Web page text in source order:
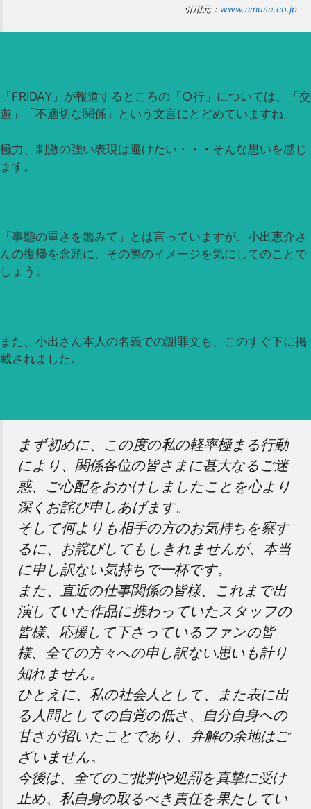
引用元： www.amuse.co.jp
「FRIDAY」が報道するところの「○行」については、「交
遊」「不適切な関係」という文言にとどめていますね。
極力、刺激の強い表現は避けたい・・・そんな思いを感じ
ます。
「事態の重さを鑑みて」とは言っていますが、小出恵介さ
んの復帰を念頭に、その際のイメージを気にしてのことで
しょう。
また、小出さん本人の名義での謝罪文も、このすぐ下に掲
載されました。
まず初めに、この度の私の軽率極まる行動
により、関係各位の皆さまに甚大なるご迷
惑、ご心配をおかけしましたことを心より
深くお詫び申しあげます。
そして何よりも相手の方のお気持ちを察す
るに、お詫びしてもしきれませんが、本当
に申し訳ない気持ちで一杯です。
また、直近の仕事関係の皆様、これまで出
演していた作品に携わっていたスタッフの
皆様、応援して下さっているファンの皆
様、全ての方々への申し訳ない思いも計り
知れません。
ひとえに、私の社会人として、また表に出
る人間としての自覚の低さ、自分自身への
甘さが招いたことであり、弁解の余地はご
ざいません。
今後は、全てのご批判や処罰を真摯に受け
止め、私自身の取るべき責任を果たしてい